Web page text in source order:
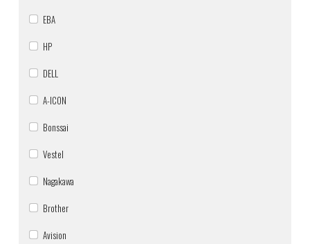
EBA
HP
DELL
A-ICON
Bonssai
Vestel
Nagakawa
Brother
Avision